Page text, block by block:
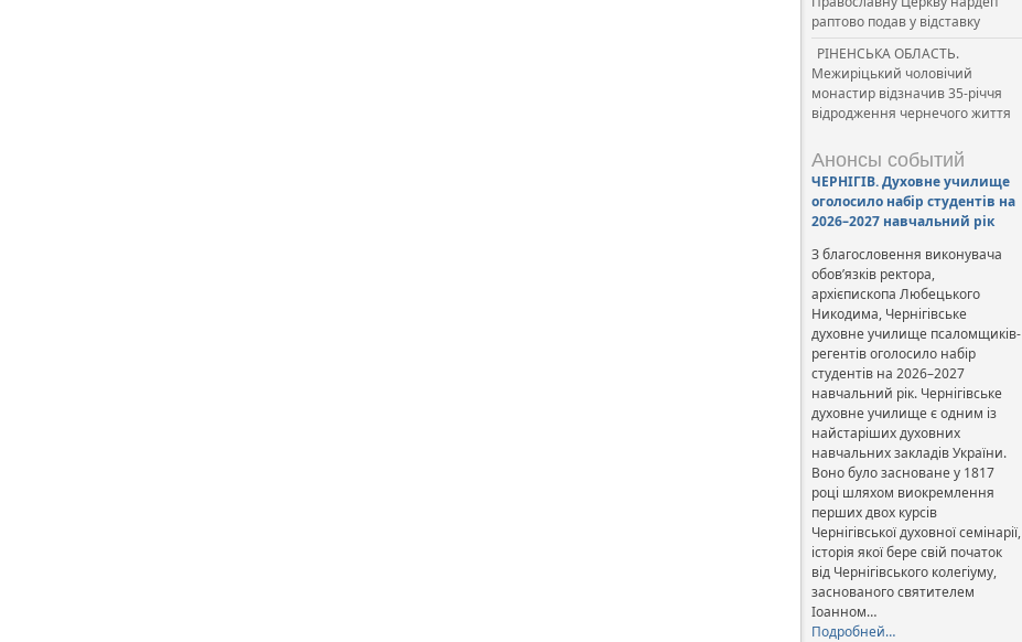
раптово подав у відставку
РІНЕНСЬКА ОБЛАСТЬ.
Межиріцький чоловічий
монастир відзначив 35-річчя
відродження чернечого життя
Анонсы событий
ЧЕРНІГІВ. Духовне училище
оголосило набір студентів на
2026–2027 навчальний рік
З благословення виконувача
обов’язків ректора,
архієпископа Любецького
Никодима, Чернігівське
духовне училище псаломщиків-
регентів оголосило набір
студентів на 2026–2027
навчальний рік. Чернігівське
духовне училище є одним із
найстаріших духовних
навчальних закладів України.
Воно було засноване у 1817
році шляхом виокремлення
перших двох курсів
Чернігівської духовної семінарії,
історія якої бере свій початок
від Чернігівського колегіуму,
заснованого святителем
Іоанном…
Подробней…